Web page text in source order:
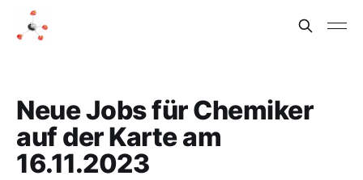
Neue Jobs für Chemiker
auf der Karte am
16.11.2023